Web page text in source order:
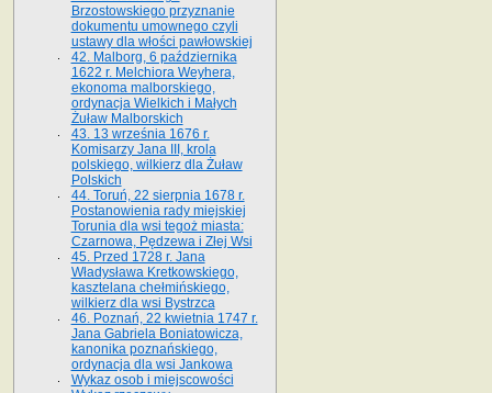
Brzostowskiego przyznanie
dokumentu umownego czyli
ustawy dla włości pawłowskiej
42. Malborg, 6 października
1622 r. Melchiora Weyhera,
ekonoma malborskiego,
ordynacja Wielkich i Małych
Żuław Malborskich
43. 13 września 1676 r.
Komisarzy Jana III, krola
polskiego, wilkierz dla Żuław
Polskich
44. Toruń, 22 sierpnia 1678 r.
Postanowienia rady miejskiej
Torunia dla wsi tegoż miasta:
Czarnowa, Pędzewa i Złej Wsi
45. Przed 1728 r. Jana
Władysława Kretkowskiego,
kasztelana chełmińskiego,
wilkierz dla wsi Bystrzca
46. Poznań, 22 kwietnia 1747 r.
Jana Gabriela Boniatowicza,
kanonika poznańskiego,
ordynacja dla wsi Jankowa
Wykaz osob i miejscowości